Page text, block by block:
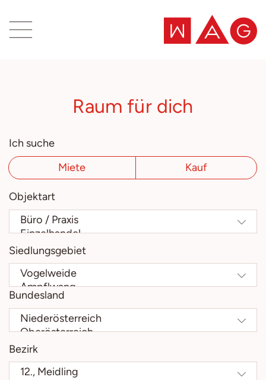
Zum SuchergebnisRaum für dich
Ich suche
Miete
Kauf
Objektart
Siedlungsgebiet
Bundesland
Bezirk